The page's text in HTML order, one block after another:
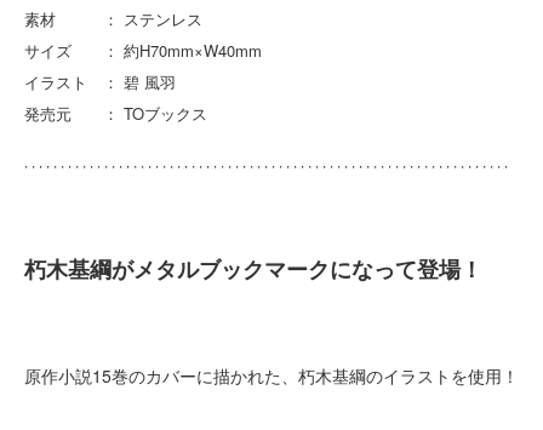
素材 ： ステンレス
サイズ ： 約H70mm×W40mm
イラスト ： 碧 風羽
発売元 ： TOブックス
朽木基綱がメタルブックマークになって登場！
原作小説15巻のカバーに描かれた、朽木基綱のイラストを使用！